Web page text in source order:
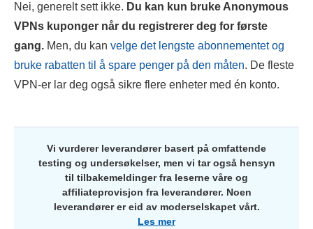
Nei, generelt sett ikke. Du kan kun bruke Anonymous
VPNs kuponger når du registrerer deg for første
gang. Men, du kan velge det lengste abonnementet og
bruke rabatten til å spare penger på den måten. De fleste
VPN-er lar deg også sikre flere enheter med én konto.
Vi vurderer leverandører basert på omfattende
testing og undersøkelser, men vi tar også hensyn
til tilbakemeldinger fra leserne våre og
affiliateprovisjon fra leverandører. Noen
leverandører er eid av moderselskapet vårt.
Les mer